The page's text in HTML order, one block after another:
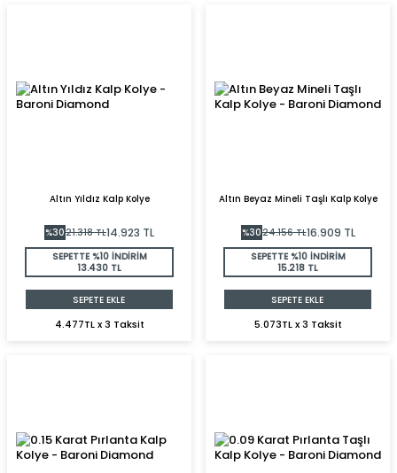
Altın Yıldız Kalp Kolye
%3021.318TL14.923 TL
SEPETTE %10 İNDİRİM
13.430 TL
SEPETE EKLE
4.477TL x 3 Taksit
Altın Beyaz Mineli Taşlı Kalp Kolye
%3024.156TL16.909 TL
SEPETTE %10 İNDİRİM
15.218 TL
SEPETE EKLE
5.073TL x 3 Taksit